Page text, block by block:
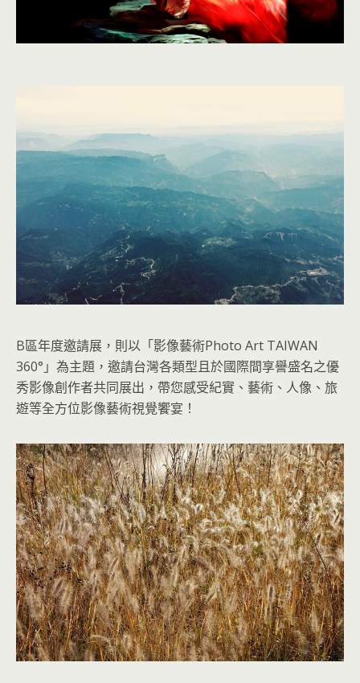
B區年度邀請展，則以「影像藝術Photo Art TAIWAN
360°」為主題，邀請台灣各類型且於國際間享譽盛名之優
秀影像創作者共同展出，帶您感受紀實、藝術、人像、旅
遊等全方位影像藝術視覺饗宴！